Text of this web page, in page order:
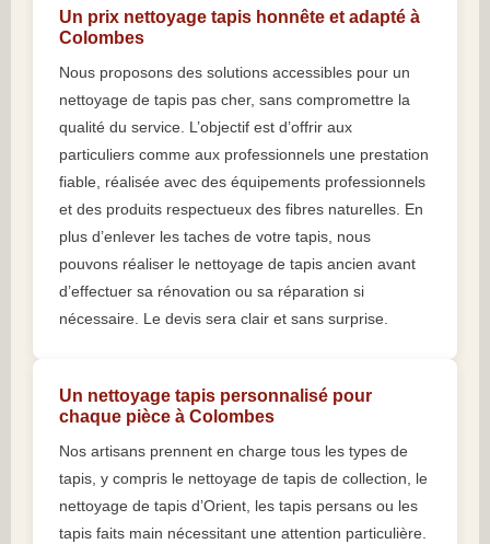
Un prix nettoyage tapis honnête et adapté à
Colombes
Nous proposons des solutions accessibles pour un
nettoyage de tapis pas cher, sans compromettre la
qualité du service. L’objectif est d’offrir aux
particuliers comme aux professionnels une prestation
fiable, réalisée avec des équipements professionnels
et des produits respectueux des fibres naturelles. En
plus d’enlever les taches de votre tapis, nous
pouvons réaliser le nettoyage de tapis ancien avant
d’effectuer sa rénovation ou sa réparation si
nécessaire. Le devis sera clair et sans surprise.
Un nettoyage tapis personnalisé pour
chaque pièce à Colombes
Nos artisans prennent en charge tous les types de
tapis, y compris le nettoyage de tapis de collection, le
nettoyage de tapis d’Orient, les tapis persans ou les
tapis faits main nécessitant une attention particulière.